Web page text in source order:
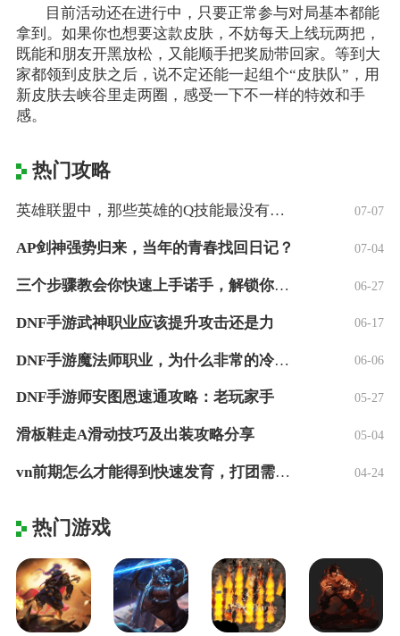
目前活动还在进行中，只要正常参与对局基本都能
拿到。如果你也想要这款皮肤，不妨每天上线玩两把，
既能和朋友开黑放松，又能顺手把奖励带回家。等到大
家都领到皮肤之后，说不定还能一起组个“皮肤队”，用
新皮肤去峡谷里走两圈，感受一下不一样的特效和手
感。
热门攻略
英雄联盟中，那些英雄的Q技能最没有用处？ 07-07
AP剑神强势归来，当年的青春找回日记？ 07-04
三个步骤教会你快速上手诺手，解锁你的上单 06-27
DNF手游武神职业应该提升攻击还是力 06-17
DNF手游魔法师职业，为什么非常的冷门？ 06-06
DNF手游师安图恩速通攻略：老玩家手 05-27
滑板鞋走A滑动技巧及出装攻略分享 05-04
vn前期怎么才能得到快速发育，打团需要注 04-24
热门游戏